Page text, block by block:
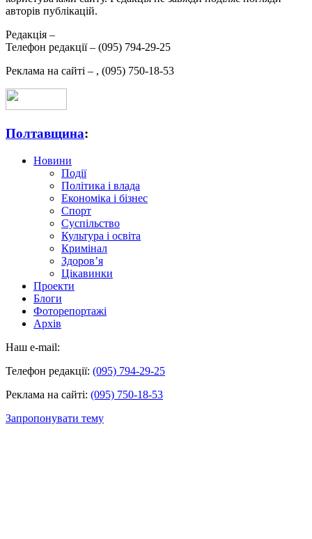
авторів публікацій.
Редакція –
Телефон редакції – (095) 794-29-25
Реклама на сайті – , (095) 750-18-53
Полтавщина:
Новини
Події
Політика і влада
Економіка і бізнес
Спорт
Суспільство
Культура і освіта
Кримінал
Здоров’я
Цікавинки
Проекти
Блоги
Фоторепортажі
Архів
Наш e-mail:
Телефон редакції: (095) 794-29-25
Реклама на сайті: (095) 750-18-53
Запропонувати тему